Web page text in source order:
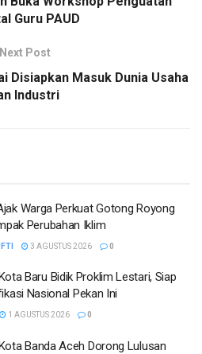
Guru PAUD
Next Post
Disiapkan Masuk Dunia Usaha
Industri
Warga Perkuat Gotong Royong
Perubahan Iklim
3 AGUSTUS 2026 0
Baru Bidik Proklim Lestari, Siap
Nasional Pekan Ini
1 AGUSTUS 2026 0
Banda Aceh Dorong Lulusan